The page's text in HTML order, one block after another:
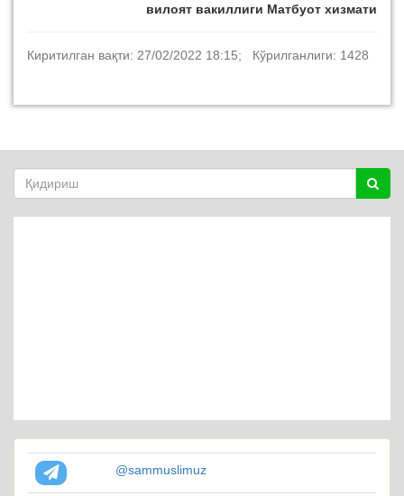
вилоят вакиллиги Матбуот хизмати
Киритилган вақти: 27/02/2022 18:15; Кўрилганлиги: 1428
@sammuslimuz